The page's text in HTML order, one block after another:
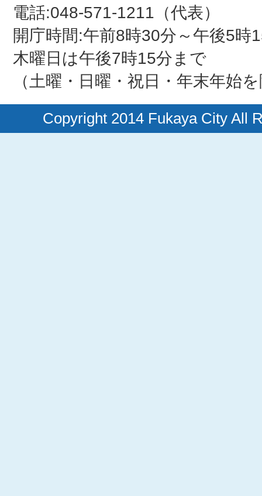
電話:048-571-1211（代表）
開庁時間:午前8時30分～午後5時
木曜日は午後7時15分まで
（土曜・日曜・祝日・年末年始
Copyright 2014 Fukaya City All